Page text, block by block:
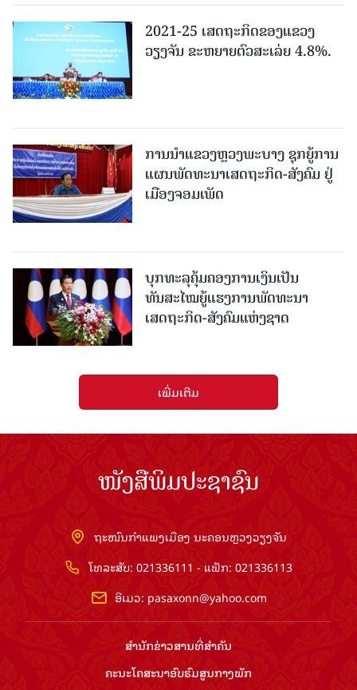
2021-25 ເສດຖະກິດຂອງແຂວງ
ວຽງຈັນ ຂະຫຍາຍຕົວສະເລ່ຍ 4.8%.
ການນຳແຂວງຫຼວງພະບາງ ຊຸກຍູ້ການ
ແຜນພັດທະນາເສດຖະກິດ-ສັງຄົມ ຢູ່
ເມືອງຈອມເພັດ
ບຸກທະລຸຄຸ້ມຄອງການເງິນເປັນ
ທັນສະໄໝຍູ້ແຮງການພັດທະນາ
ເສດຖະກິດ-ສັງຄົມແຫ່ງຊາດ
ເພີ່ມເຕີມ
ໜັງສືພິມປະຊາຊົນ
ຖະໜົນກຳແພງເມືອງ ນະຄອນຫຼວງວຽງຈັນ
ໂທລະສັບ: 021336111 - ແຟັກ: 021336113
ອີເມວ: pasaxonn@yahoo.com
ສຳ​ນັກ​ຂ່າວ​ສານ​ທີ່​ສຳ​ຄັນ​
ຄະນະໂຄສະນາອົບຮົມ​ສູນ​ກາງ​ພັກ